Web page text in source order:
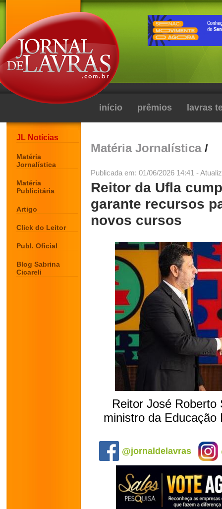
início prêmios lavras
JL Notícias
Matéria
Jornalística
Matéria
Publicitária
Artigo
Click do Leitor
Publ. Oficial
Blog Sabrina
Cicareli
Matéria Jornalística/
Publicada em: 01/06/2026 14:41 -
Reitor da Ufla
garante recursos
novos cursos
Reitor José Roberto
ministro da
@jornaldelavras